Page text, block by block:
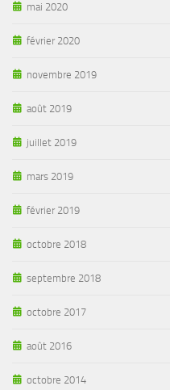
mai 2020
février 2020
novembre 2019
août 2019
juillet 2019
mars 2019
février 2019
octobre 2018
septembre 2018
octobre 2017
août 2016
octobre 2014